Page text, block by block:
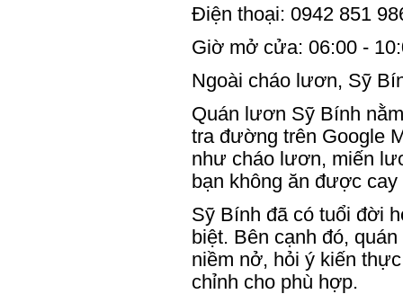
Điện thoại: 0942 851
Giờ mở cửa: 06:00 -
Ngoài cháo lươn, Sỹ
Quán lươn Sỹ Bính
tra đường trên Google
như cháo lươn, miến
bạn không ăn được
Sỹ Bính đã có tuổi đời
biệt. Bên cạnh đó,
niềm nở, hỏi ý kiến
chỉnh cho phù hợp.